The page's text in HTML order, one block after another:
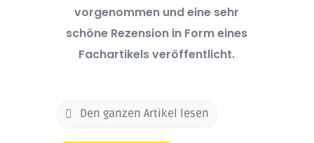
vorgenommen und eine sehr
schöne Rezension in Form eines
Fachartikels veröffentlicht.
Den ganzen Artikel lesen